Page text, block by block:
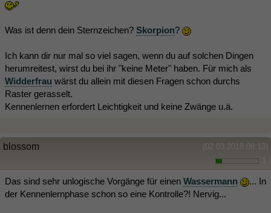
Was ist denn dein Sternzeichen? Skorpion?
Ich kann dir nur mal so viel sagen, wenn du auf solchen Dingen
herumreitest, wirst du bei ihr "keine Meter" haben. Für mich als
Widderfrau wärst du allein mit diesen Fragen schon durchs
Raster gerasselt.
Kennenlernen erfordert Leichtigkeit und keine Zwänge u.ä.
(02.03.2018 08:13)
blossom
Das sind sehr unlogische Vorgänge für einen Wassermann
... In
der Kennenlernphase schon so eine Kontrolle?! Nervig...